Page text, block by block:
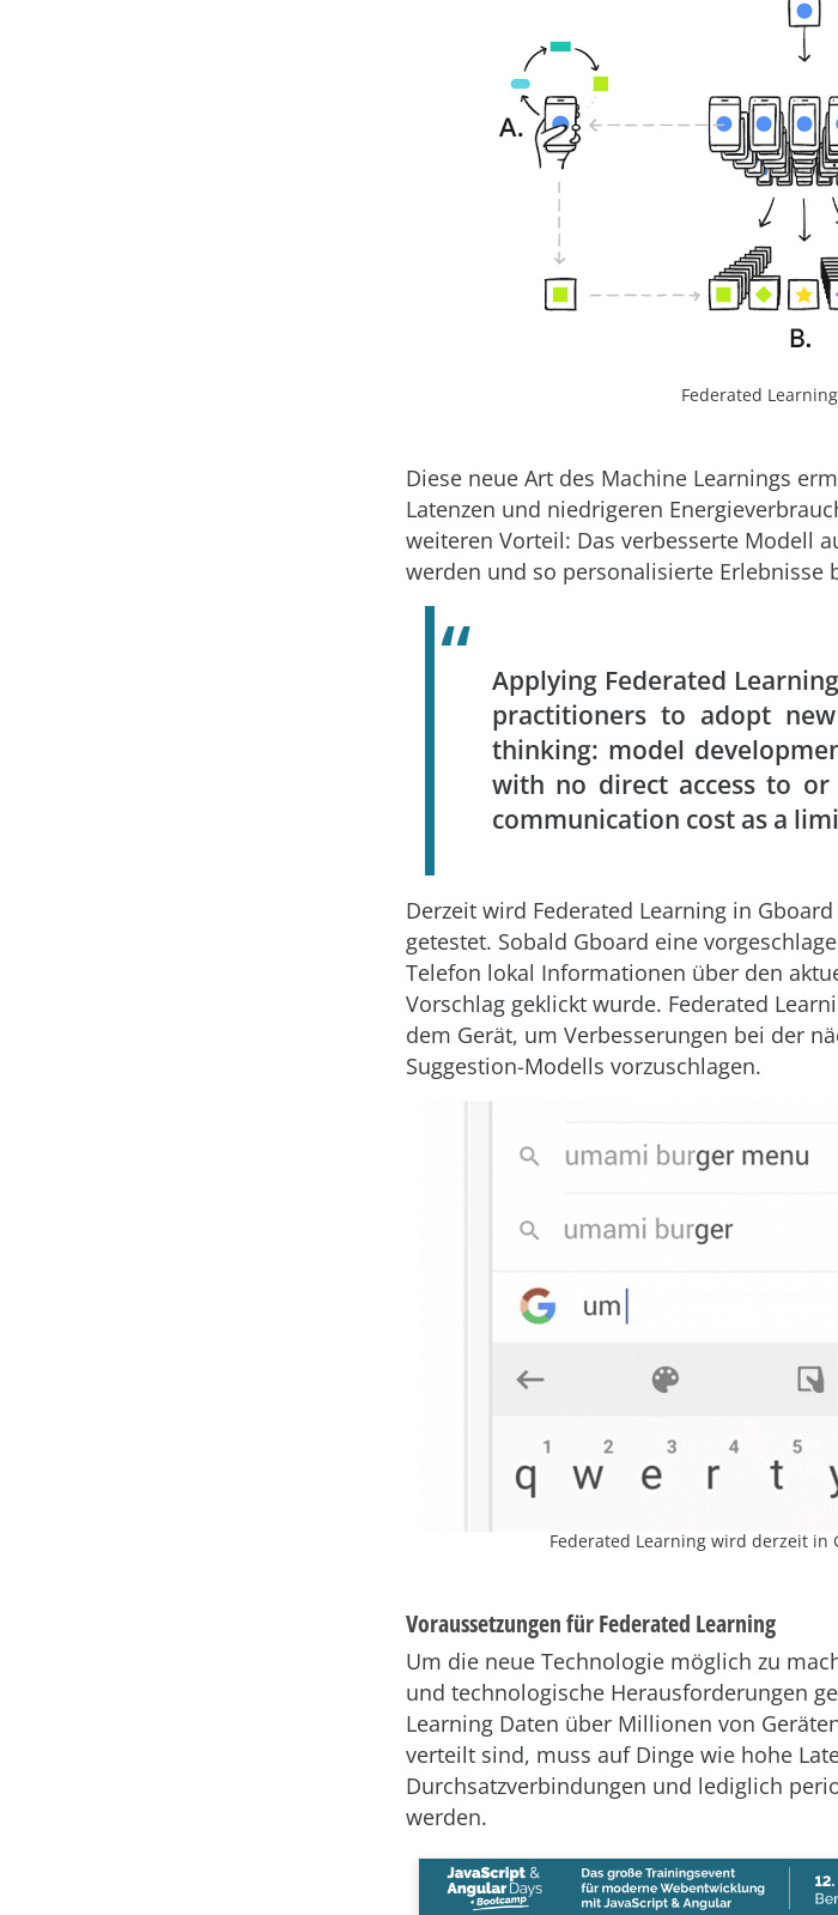
Federated
Diese neue Art des Machine Learnings
Latenzen und niedrigeren
weiteren Vorteil: Das verbesserte Modell
werden und so personalisierte Erlebnisse
Applying Federated
practitioners to adopt
thinking: model
with no direct access to
communication cost as a
Derzeit wird Federated Learning in
getestet. Sobald Gboard eine
Telefon lokal Informationen über den
Vorschlag geklickt wurde. Federated
dem Gerät, um Verbesserungen bei der
Suggestion-Modells vorzuschlagen.
Federated Learning wird derzeit in
Voraussetzungen für Federated Learning
Um die neue Technologie möglich zu
und technologische Herausforderungen
Learning Daten über Millionen von
verteilt sind, muss auf Dinge wie hohe
Durchsatzverbindungen und lediglich
werden.